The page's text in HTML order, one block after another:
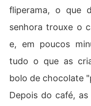
fliperama, o que
senhora trouxe o
e, em poucos
tudo o que as
bolo de chocolate
Depois do café,